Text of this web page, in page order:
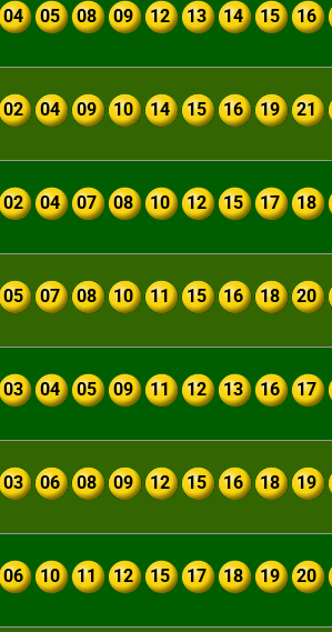
04 05 08 09 12 13 14 15 16
02 04 09 10 14 15 16 19 21
02 04 07 08 10 12 15 17 18
05 07 08 10 11 15 16 18 20
03 04 05 09 11 12 13 16 17
03 06 08 09 12 15 16 18 19
06 10 11 12 15 17 18 19 20